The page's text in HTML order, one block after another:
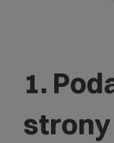
1.
strony